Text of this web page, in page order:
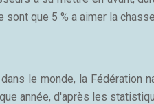
sont que 5 % a aimer la
le monde, la Fédération
année, d'après les